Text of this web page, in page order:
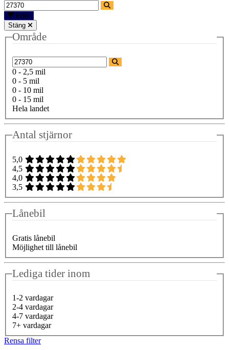
Filter
Stäng
Område
0 - 2,5 mil
0 - 5 mil
0 - 10 mil
0 - 15 mil
Hela landet
Antal stjärnor
5,0
4,5
4,0
3,5
Lånebil
Gratis lånebil
Möjlighet till lånebil
Lediga tider inom
1-2 vardagar
2-4 vardagar
4-7 vardagar
7+ vardagar
Rensa filter